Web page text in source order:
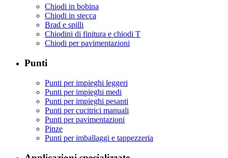
Chiodi in bobina
Chiodi in stecca
Brad e spilli
Chiodini di finitura e chiodi T
Chiodi per pavimentazioni
Punti
Punti per impieghi leggeri
Punti per impieghi medi
Punti per impieghi pesanti
Punti per cucitrici manuali
Punti per pavimentazioni
Pinze
Punti per imballaggi e tappezzeria